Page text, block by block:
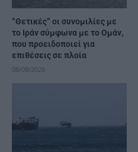
“Θετικές” οι συνομιλίες με
το Ιράν σύμφωνα με το Ομάν,
που προειδοποιεί για
επιθέσεις σε πλοία
08/08/2026